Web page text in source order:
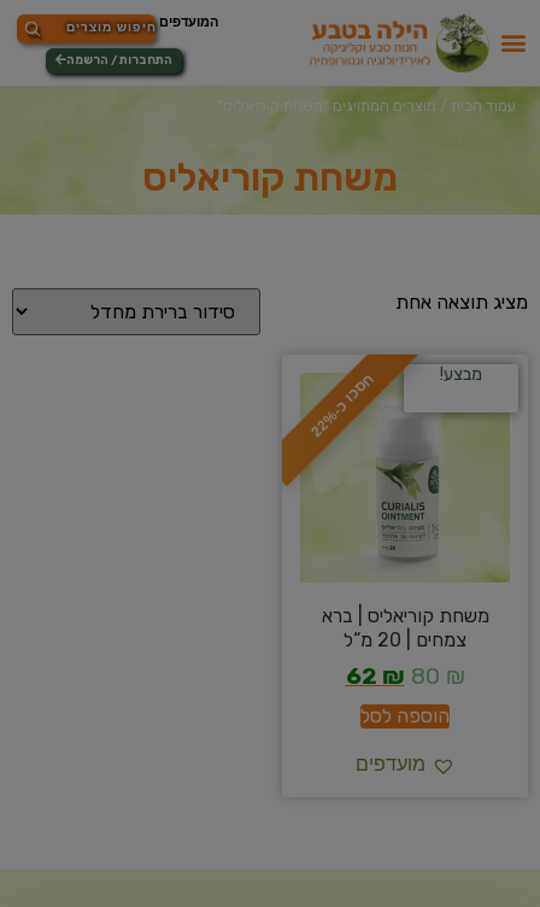
התחברות / הרשמה
עמוד הבית / מוצרים המתויגים “משחת קוריאליס”
משחת קוריאליס
מציג תוצאה אחת
ח
ס
כ
ו
כ
-
2
2
% מבצע!
משחת קוריאליס | ברא
צמחים | 20 מ“ל
80 ₪
62 ₪
הוספה לסל
מועדפים